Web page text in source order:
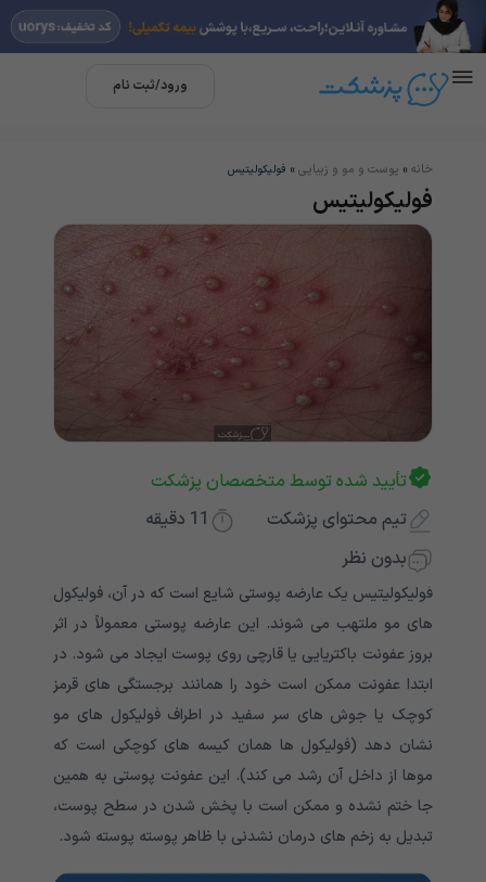
ورود/ثبت نام
خانه » پوست و مو و زیبایی » فولیکولیتیس
فولیکولیتیس
تأیید شده توسط متخصصان پزشکت
تیم محتوای پزشکت
11 دقیقه
بدون نظر
فولیکولیتیس یک عارضه پوستی شایع است که در آن، فولیکول
های مو ملتهب می شوند. این عارضه پوستی معمولاً در اثر
بروز عفونت باکتریایی یا قارچی روی پوست ایجاد می شود. در
ابتدا عفونت ممکن است خود را همانند برجستگی های قرمز
کوچک یا جوش های سر سفید در اطراف فولیکول های مو
نشان دهد (فولیکول ها همان کیسه های کوچکی است که
موها از داخل آن رشد می کند). این عفونت پوستی به همین
جا ختم نشده و ممکن است با پخش شدن در سطح پوست،
تبدیل به زخم های درمان نشدنی با ظاهر پوسته پوسته شود.